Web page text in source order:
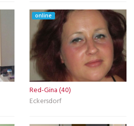
online
Red-Gina (40)
Eckersdorf